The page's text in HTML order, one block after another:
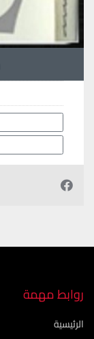
روابط مهمة
الرئيسية